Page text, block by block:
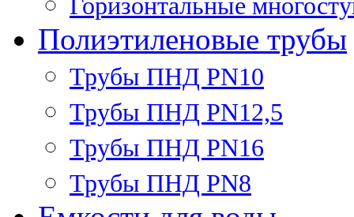
Горизонтальные
Полиэтиленовые трубы
Трубы ПНД PN10
Трубы ПНД PN12,5
Трубы ПНД PN16
Трубы ПНД PN8